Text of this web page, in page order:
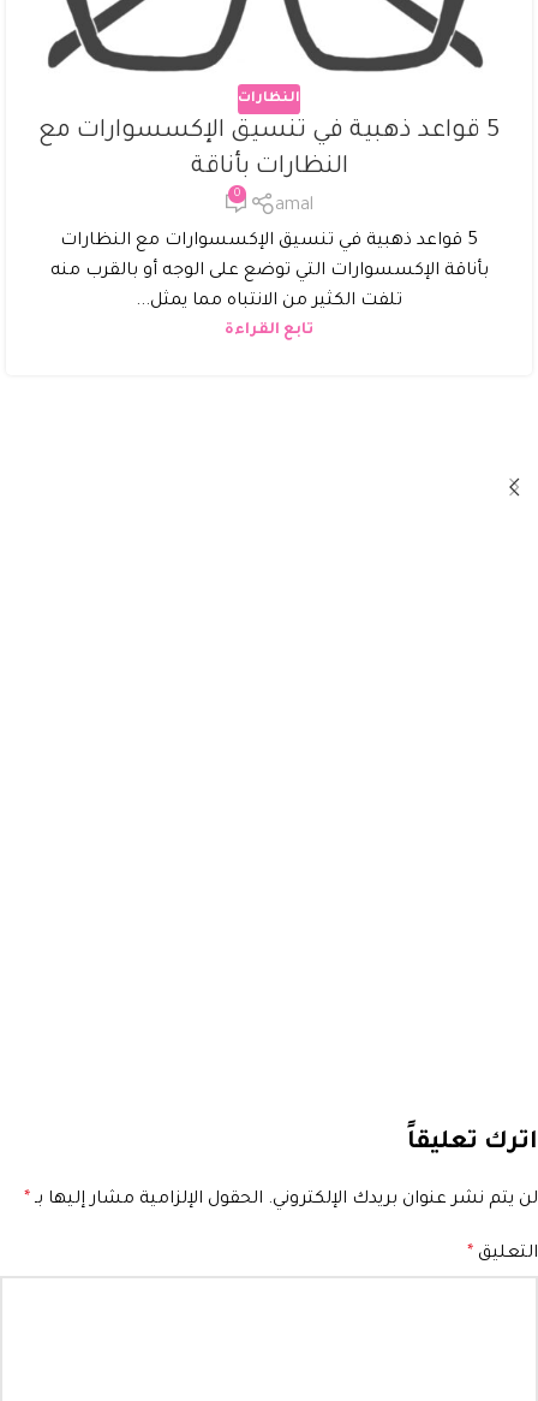
النظارات
5 قواعد ذهبية في تنسيق الإكسسوارات مع
النظارات بأناقة
amal
0
5 قواعد ذهبية في تنسيق الإكسسوارات مع النظارات
بأناقة الإكسسوارات التي توضع على الوجه أو بالقرب منه
تلفت الكثير من الانتباه مما يمثل...
تابع القراءة
اترك تعليقاً
لن يتم نشر عنوان بريدك الإلكتروني. الحقول الإلزامية مشار إليها بـ *
التعليق *
Alternative: